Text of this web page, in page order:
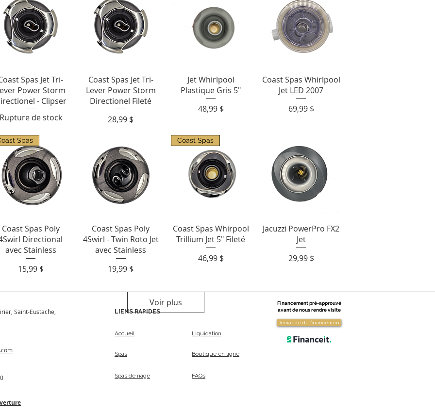
Aperçu rapide
Spas Jet Tri-
Power Storm
- Clipser
de stock
Aperçu rapide
Coast Spas Jet Tri-
Lever Power Storm
Directionel Fileté
Prix
28,99 $
Aperçu rapide
Jet Whirlpool
Plastique Gris 5"
Prix
48,99 $
Aperçu rapide
Coast Spas Whirlpool
Jet LED 2007
Prix
69,99 $
Aperçu rapide
Spas
Coast Spas Poly
Directional
avec Stainless
Prix
15,99 $
Aperçu rapide
Coast Spas Poly
4Swirl - Twin Roto Jet
avec Stainless
Prix
19,99 $
Aperçu rapide
Coast Spas
Coast Spas Whirpool
Trillium Jet 5" Fileté
Prix
46,99 $
Aperçu rapide
Jacuzzi PowerPro FX2
Jet
Prix
29,99 $
Voir plus
Saint-Eustache, LIENS RAPIDES
Accueil Liquidation
Financement pré-approuvé
avant de nous rendre visite
Demande de financement
Spas Boutique en ligne
Spas de nage FAQs